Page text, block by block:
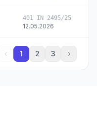
401 IN 2495/25
12.05.2026
‹ 1 2 3 ›